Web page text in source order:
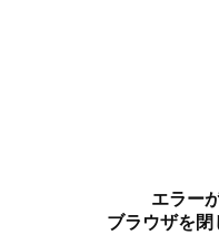
エラー
ブラウザを閉